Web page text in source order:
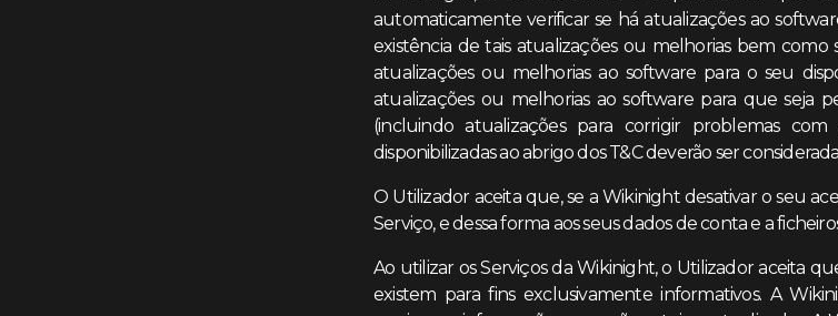
automaticamente verificar se há atualizações ao
existência de tais atualizações ou melhorias bem
atualizações ou melhorias ao software para o seu
atualizações ou melhorias ao software para que seja
(incluindo atualizações para corrigir problemas
disponibilizadas ao abrigo dos T&C deverão ser
O Utilizador aceita que, se a Wikinight desativar o seu
Serviço, e dessa forma aos seus dados de conta e a
Ao utilizar os Serviços da Wikinight, o Utilizador aceita
existem para fins exclusivamente informativos. A